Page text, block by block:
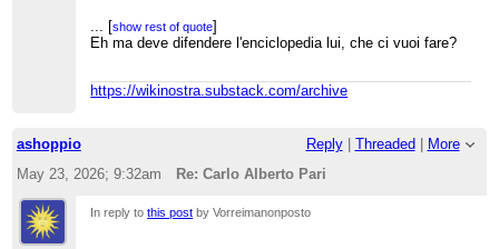
[show rest of quote]
Eh ma deve difendere l'enciclopedia lui, che ci vuoi fare?
https://wikinostra.substack.com/archive
ashoppio Reply| Threaded
More
May 23, 2026; 9:32am
Re: Carlo Alberto Pari
In reply tothis post by Vorreimanonposto